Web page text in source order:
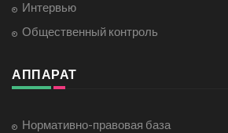
Интервью
Общественный контроль
АППАРАТ
Нормативно-правовая база